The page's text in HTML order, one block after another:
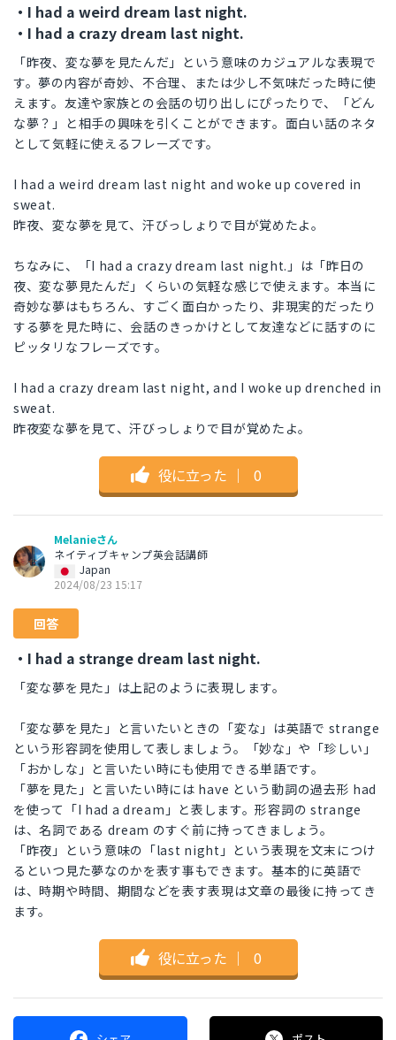
・I had a weird dream last night.
・I had a crazy dream last night.
「昨夜、変な夢を見たんだ」という意味のカジュアルな表現で
す。夢の内容が奇妙、不合理、または少し不気味だった時に使
えます。友達や家族との会話の切り出しにぴったりで、「どん
な夢？」と相手の興味を引くことができます。面白い話のネタ
として気軽に使えるフレーズです。
I had a weird dream last night and woke up covered in
sweat.
昨夜、変な夢を見て、汗びっしょりで目が覚めたよ。
ちなみに、「I had a crazy dream last night.」は「昨日の
夜、変な夢見たんだ」くらいの気軽な感じで使えます。本当に
奇妙な夢はもちろん、すごく面白かったり、非現実的だったり
する夢を見た時に、会話のきっかけとして友達などに話すのに
ピッタリなフレーズです。
I had a crazy dream last night, and I woke up drenched in
sweat.
昨夜変な夢を見て、汗びっしょりで目が覚めたよ。
役に立った ｜ 0
Melanieさん
ネイティブキャンプ英会話講師
Japan
2024/08/23 15:17
回答
・I had a strange dream last night.
「変な夢を見た」は上記のように表現します。
「変な夢を見た」と言いたいときの「変な」は英語で strange
という形容詞を使用して表しましょう。「妙な」や「珍しい」
「おかしな」と言いたい時にも使用できる単語です。
「夢を見た」と言いたい時には have という動詞の過去形 had
を使って「I had a dream」と表します。形容詞の strange
は、名詞である dream のすぐ前に持ってきましょう。
「昨夜」という意味の「last night」という表現を文末につけ
るといつ見た夢なのかを表す事もできます。基本的に英語で
は、時期や時間、期間などを表す表現は文章の最後に持ってき
ます。
役に立った ｜ 0